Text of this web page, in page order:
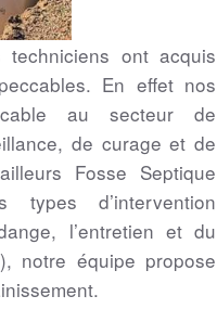
ont acquis
En effet nos
au secteur de
de curage et de
Fosse Septique
d’intervention
l’entretien et du
notre équipe propose